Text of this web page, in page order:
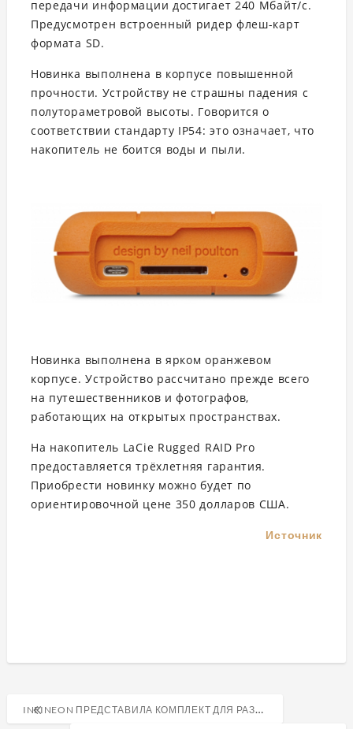
передачи информации достигает 240 Мбайт/с.
Предусмотрен встроенный ридер флеш-карт
формата SD.
Новинка выполнена в корпусе повышенной
прочности. Устройству не страшны падения с
полутораметровой высоты. Говорится о
соответствии стандарту IP54: это означает, что
накопитель не боится воды и пыли.
Новинка выполнена в ярком оранжевом
корпусе. Устройство рассчитано прежде всего
на путешественников и фотографов,
работающих на открытых пространствах.
На накопитель LaCie Rugged RAID Pro
предоставляется трёхлетняя гарантия.
Приобрести новинку можно будет по
ориентировочной цене 350 долларов США.
Источник
Навигация
INFINEON ПРЕДСТАВИЛА КОМПЛЕКТ ДЛЯ РАЗРАБОТКИ УСТРОЙСТВ С ПОДДЕРЖКОЙ ALEXA»